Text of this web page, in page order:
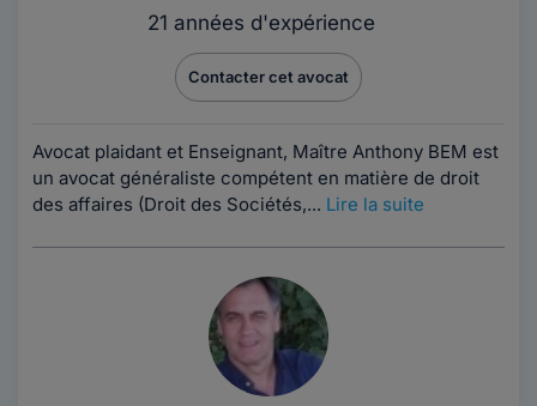
21 années d'expérience
Contacter cet avocat
Avocat plaidant et Enseignant, Maître Anthony BEM est
un avocat généraliste compétent en matière de droit
des affaires (Droit des Sociétés,... Lire la suite